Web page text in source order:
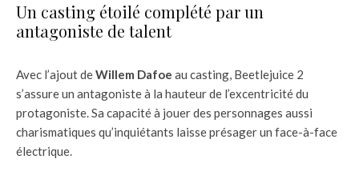
Un casting étoilé complété par un
antagoniste de talent
Avec l’ajout deWillem Dafoe au casting, Beetlejuice 2
s’assure un antagoniste à la hauteur de l’excentricité du
protagoniste. Sa capacité à jouer des personnages aussi
charismatiques qu’inquiétants laisse présager un face-à-face
électrique.